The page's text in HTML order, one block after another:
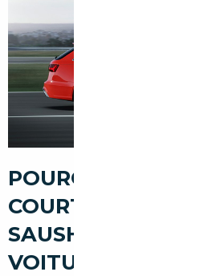
POURQUOI PASSER
COURTIER
SAUSHEIM POUR
VOITURE